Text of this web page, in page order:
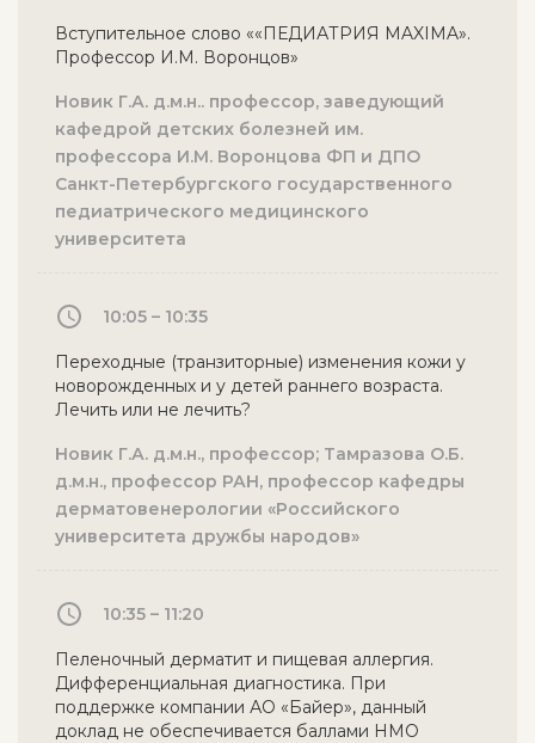
Вступительное слово ««ПЕДИАТРИЯ MAXIMA».
Профессор И.М. Воронцов»
Новик Г.А. д.м.н.. профессор, заведующий
кафедрой детских болезней им.
профессора И.М. Воронцова ФП и ДПО
Санкт-Петербургского государственного
педиатрического медицинского
университета
10:05 – 10:35
Переходные (транзиторные) изменения кожи у
новорожденных и у детей раннего возраста.
Лечить или не лечить?
Новик Г.А. д.м.н., профессор; Тамразова О.Б.
д.м.н., профессор РАН, профессор кафедры
дерматовенерологии «Российского
университета дружбы народов»
10:35 – 11:20
Пеленочный дерматит и пищевая аллергия.
Дифференциальная диагностика. При
поддержке компании АО «Байер», данный
доклад не обеспечивается баллами НМО